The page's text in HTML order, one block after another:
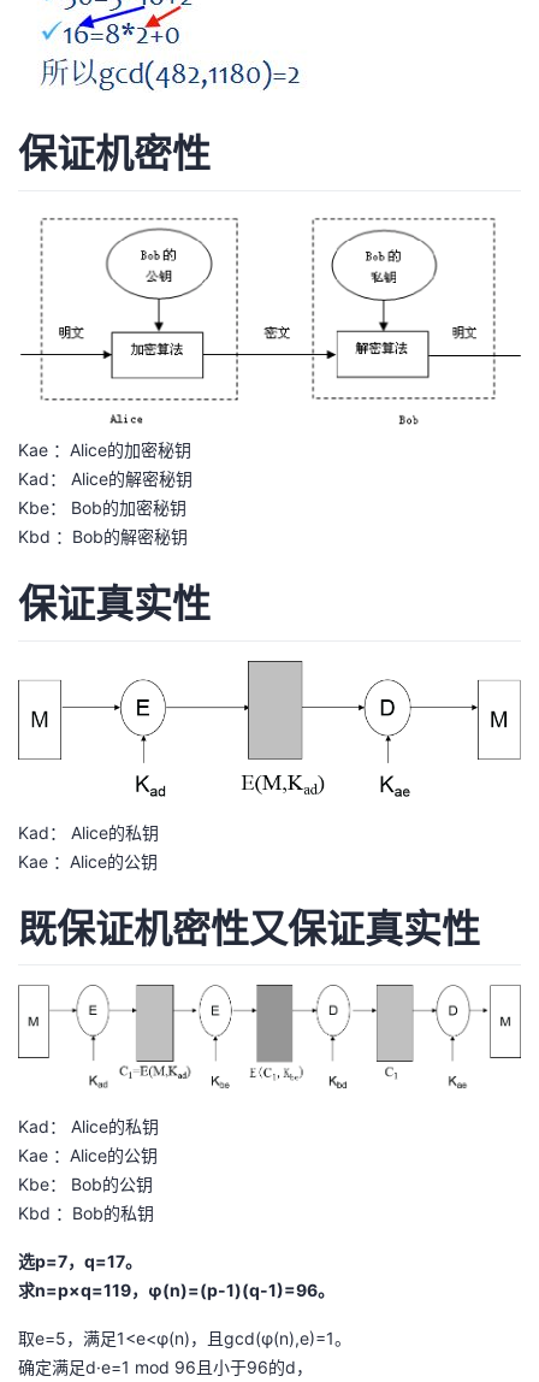
保证机密性
Kae ：Alice的加密秘钥
Kad： Alice的解密秘钥
Kbe： Bob的加密秘钥
Kbd ：Bob的解密秘钥
保证真实性
Kad： Alice的私钥
Kae ：Alice的公钥
既保证机密性又保证真实性
Kad： Alice的私钥
Kae ：Alice的公钥
Kbe： Bob的公钥
Kbd ：Bob的私钥
选p=7，q=17。
求n=p×q=119，φ(n)=(p-1)(q-1)=96。
取e=5，满足1<e<φ(n)，且gcd(φ(n),e)=1。
确定满足d·e=1 mod 96且小于96的d，